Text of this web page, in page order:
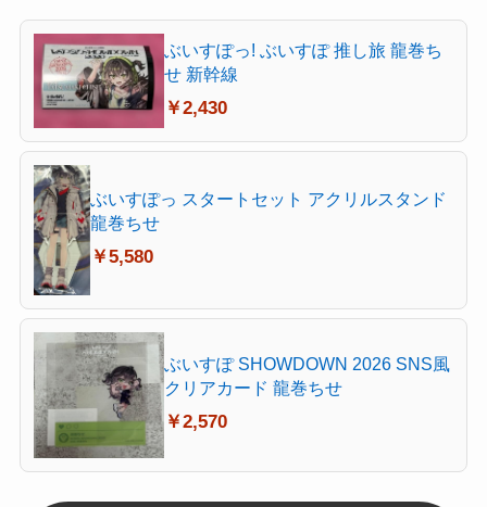
ぶいすぽっ! ぶいすぽ 推し旅 龍巻ち
せ 新幹線
￥2,430
ぶいすぽっ スタートセット アクリルスタンド
龍巻ちせ
￥5,580
ぶいすぽ SHOWDOWN 2026 SNS風
クリアカード 龍巻ちせ
￥2,570